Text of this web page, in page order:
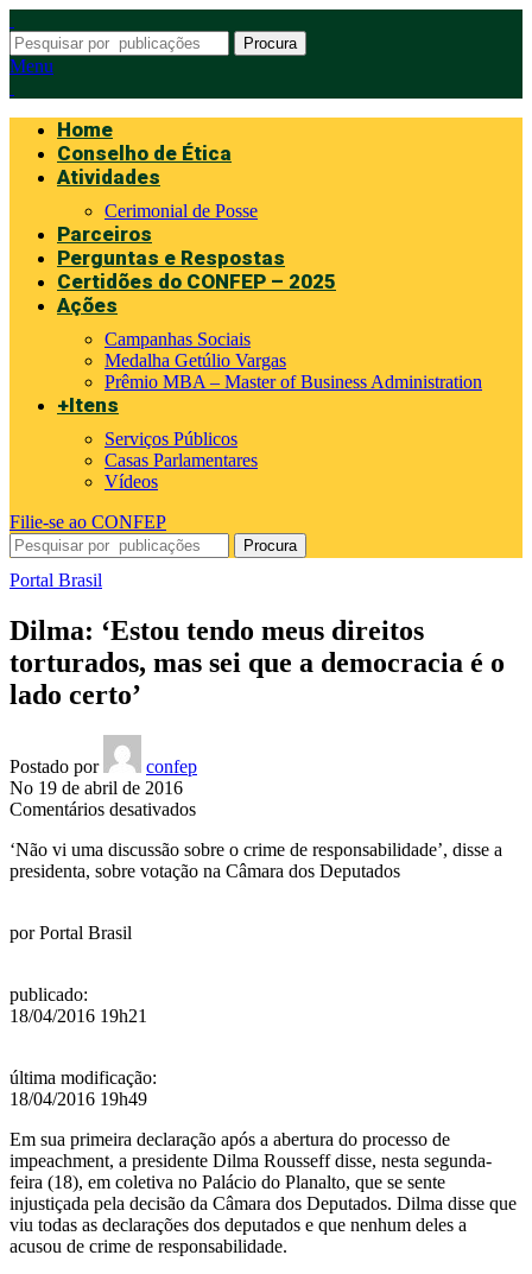
Procura
Menu
Home
Conselho de Ética
Atividades
Cerimonial de Posse
Parceiros
Perguntas e Respostas
Certidões do CONFEP – 2025
Ações
Campanhas Sociais
Medalha Getúlio Vargas
Prêmio MBA – Master of Business Administration
+Itens
Serviços Públicos
Casas Parlamentares
Vídeos
Filie-se ao CONFEP
Procura
Portal Brasil
Dilma: ‘Estou tendo meus direitos
torturados, mas sei que a democracia é o
lado certo’
Postado por
confep
No 19 de abril de 2016
Comentários desativadosem
‘Estou
tendo
certo’
‘Não vi uma discussão sobre o crime de responsabilidade’, disse a
presidenta, sobre votação na Câmara dos Deputados
porPortal Brasil
publicado:
18/04/2016 19h21
última modificação:
18/04/2016 19h49
Em sua primeira declaração após a abertura do processo de
impeachment, a presidente Dilma Rousseff disse, nesta segunda-
feira (18), em coletiva no Palácio do Planalto, que se sente
injustiçada pela decisão da Câmara dos Deputados. Dilma disse que
viu todas as declarações dos deputados e que nenhum deles a
acusou de crime de responsabilidade.